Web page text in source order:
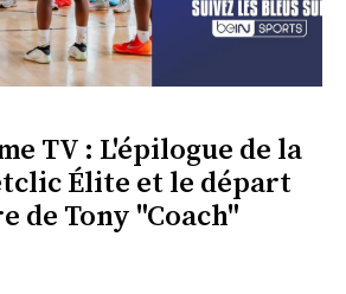
TV : L'épilogue de la
Élite et le départ
de Tony "Coach"